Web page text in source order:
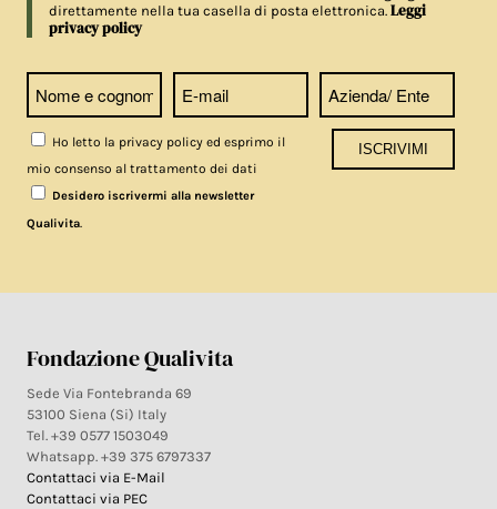
direttamente nella tua casella di posta elettronica.Leggi
privacy policy
Ho letto la privacy policy ed esprimo il
mio consenso al trattamento dei dati
Desidero iscrivermi alla newsletter
Qualivita.
Fondazione Qualivita
Sede Via Fontebranda 69
53100 Siena (Si) Italy
Tel. +39 0577 1503049
Whatsapp. +39 375 6797337
Contattaci via E-Mail
Contattaci via PEC